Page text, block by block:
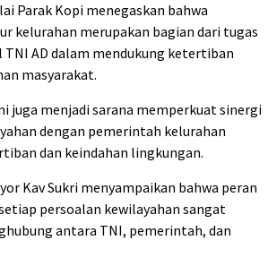
Parak Kopi menegaskan bahwa
kelurahan merupakan bagian dari tugas
AD dalam mendukung ketertiban
masyarakat.
juga menjadi sarana memperkuat sinergi
dengan pemerintah kelurahan
dan keindahan lingkungan.
Kav Sukri menyampaikan bahwa peran
persoalan kewilayahan sangat
antara TNI, pemerintah, dan